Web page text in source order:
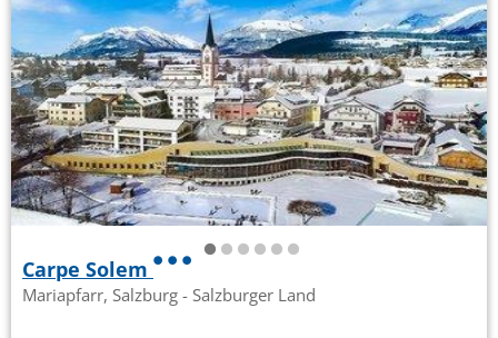
Carpe Solem
Mariapfarr, Salzburg - Salzburger Land